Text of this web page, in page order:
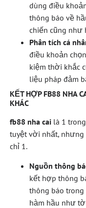
dùng điều
thông báo về
chiến cũng như
Phân tích cá
điều khoản
kiệm thời khắc
liệu pháp đảm
KẾT HỢP FB88 NHA
KHÁC
fb88 nha cai là 1
tuyệt vời nhất, nhưng
chỉ 1.
Nguồn thông
kết hợp thông
thông báo
hàm hầu như